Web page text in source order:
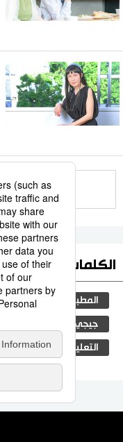
الكلمات الأكثر بحثا
المطبخ الياباني
جيجي برس
التعليم الياباني